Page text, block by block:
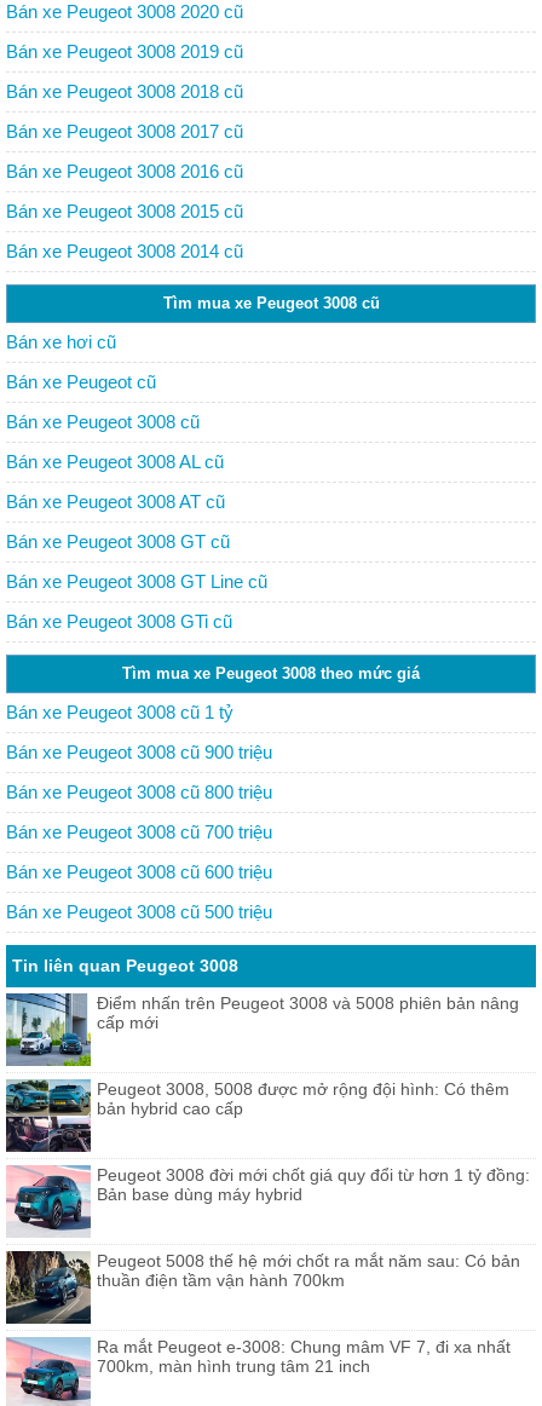
Bán xe Peugeot 3008 2020 cũ
Bán xe Peugeot 3008 2019 cũ
Bán xe Peugeot 3008 2018 cũ
Bán xe Peugeot 3008 2017 cũ
Bán xe Peugeot 3008 2016 cũ
Bán xe Peugeot 3008 2015 cũ
Bán xe Peugeot 3008 2014 cũ
Tìm mua xe Peugeot 3008 cũ
Bán xe hơi cũ
Bán xe Peugeot cũ
Bán xe Peugeot 3008 cũ
Bán xe Peugeot 3008 AL cũ
Bán xe Peugeot 3008 AT cũ
Bán xe Peugeot 3008 GT cũ
Bán xe Peugeot 3008 GT Line cũ
Bán xe Peugeot 3008 GTi cũ
Tìm mua xe Peugeot 3008 theo mức giá
Bán xe Peugeot 3008 cũ 1 tỷ
Bán xe Peugeot 3008 cũ 900 triệu
Bán xe Peugeot 3008 cũ 800 triệu
Bán xe Peugeot 3008 cũ 700 triệu
Bán xe Peugeot 3008 cũ 600 triệu
Bán xe Peugeot 3008 cũ 500 triệu
Tin liên quan Peugeot 3008
Điểm nhấn trên Peugeot 3008 và 5008 phiên bản nâng
cấp mới
Peugeot 3008, 5008 được mở rộng đội hình: Có thêm
bản hybrid cao cấp
Peugeot 3008 đời mới chốt giá quy đổi từ hơn 1 tỷ đồng:
Bản base dùng máy hybrid
Peugeot 5008 thế hệ mới chốt ra mắt năm sau: Có bản
thuần điện tầm vận hành 700km
Ra mắt Peugeot e-3008: Chung mâm VF 7, đi xa nhất
700km, màn hình trung tâm 21 inch